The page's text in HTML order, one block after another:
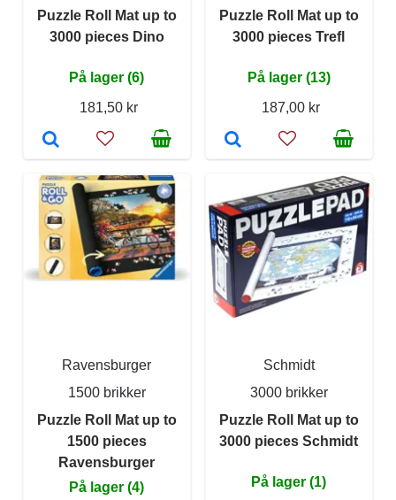
Puzzle Roll Mat up to
3000 pieces Dino
På lager (6)
181,50 kr
Puzzle Roll Mat up to
3000 pieces Trefl
På lager (13)
187,00 kr
Ravensburger
1500 brikker
Puzzle Roll Mat up to
1500 pieces
Ravensburger
På lager (4)
Schmidt
3000 brikker
Puzzle Roll Mat up to
3000 pieces Schmidt
På lager (1)